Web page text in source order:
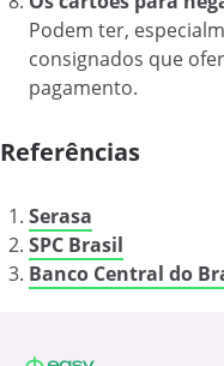
Podem ter,
consignados que
pagamento.
Referências
Serasa
SPC Brasil
Banco Central do